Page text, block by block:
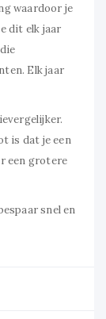
waardoor je
dit elk jaar
Elk jaar
is dat je een
een grotere
snel en